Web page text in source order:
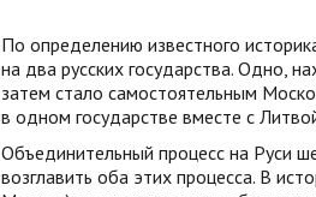
По определению известного
на два русских государства. Одно,
затем стало самостоятельным
в одном государстве вместе с
Объединительный процесс на Руси
возглавить оба этих процесса. В